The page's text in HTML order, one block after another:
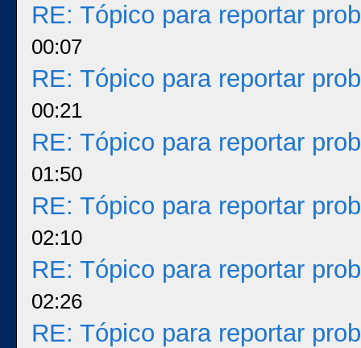
RE: Tópico para reportar
00:07
RE: Tópico para reportar
00:21
RE: Tópico para reportar
01:50
RE: Tópico para reportar
02:10
RE: Tópico para reportar
02:26
RE: Tópico para reportar